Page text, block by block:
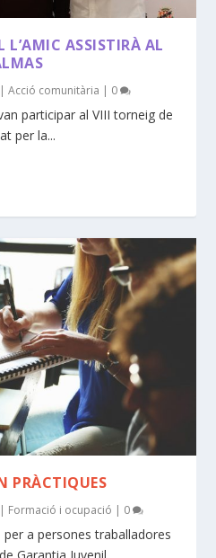
L’AMIC ASSISTIRÀ AL
|Acció comunitària | 0
participar al VIII torneig de
per la...
PRÀCTIQUES
| Formació i ocupació | 0
a persones traballadores